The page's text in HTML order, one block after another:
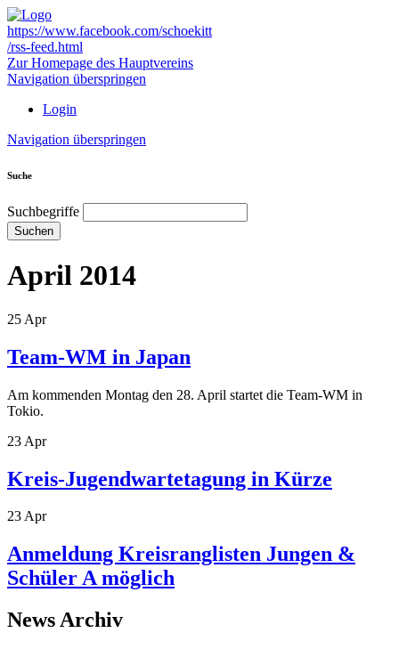
https://www.facebook.com/schoekitt
/rss-feed.html
Zur Homepage des Hauptvereins
Navigation überspringen
Login
Navigation überspringen
Suche
Suchbegriffe
Suchen
April 2014
25 Apr
Team-WM in Japan
Am kommenden Montag den 28. April startet die Team-WM in
Tokio.
23 Apr
Kreis-Jugendwartetagung in Kürze
23Apr
Anmeldung Kreisranglisten Jungen &
Schüler A möglich
News Archiv